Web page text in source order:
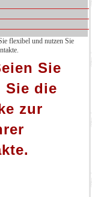
flexibel und nutzen Sie
Sie
Sie die
zur